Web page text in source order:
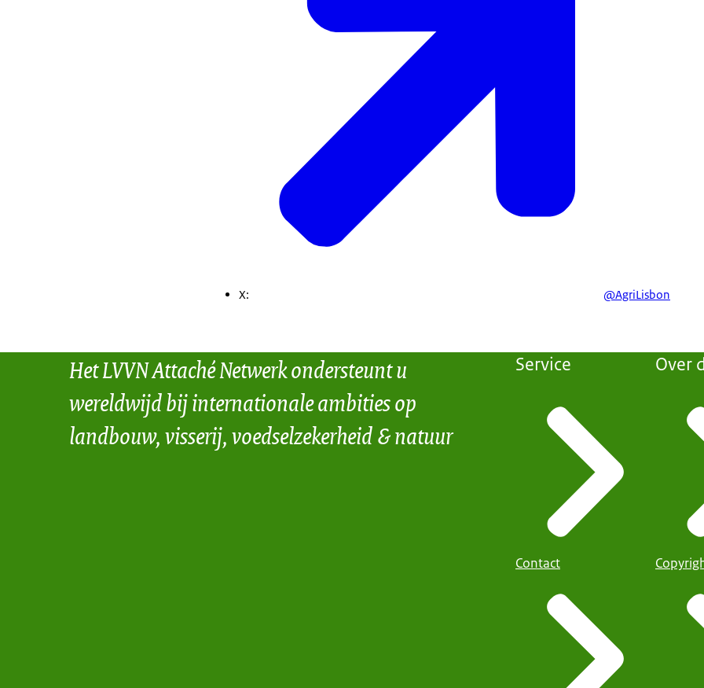
X: @AgriLisbon
Het LVVN Attaché Netwerk ondersteunt u
wereldwijd bij internationale ambities op
landbouw, visserij, voedselzekerheid & natuur
Service
Contact
Over